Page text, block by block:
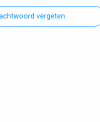
vergeten